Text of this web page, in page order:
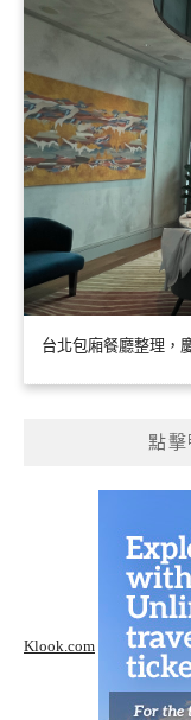
台北包廂餐廳整理，
點擊
Klook.com